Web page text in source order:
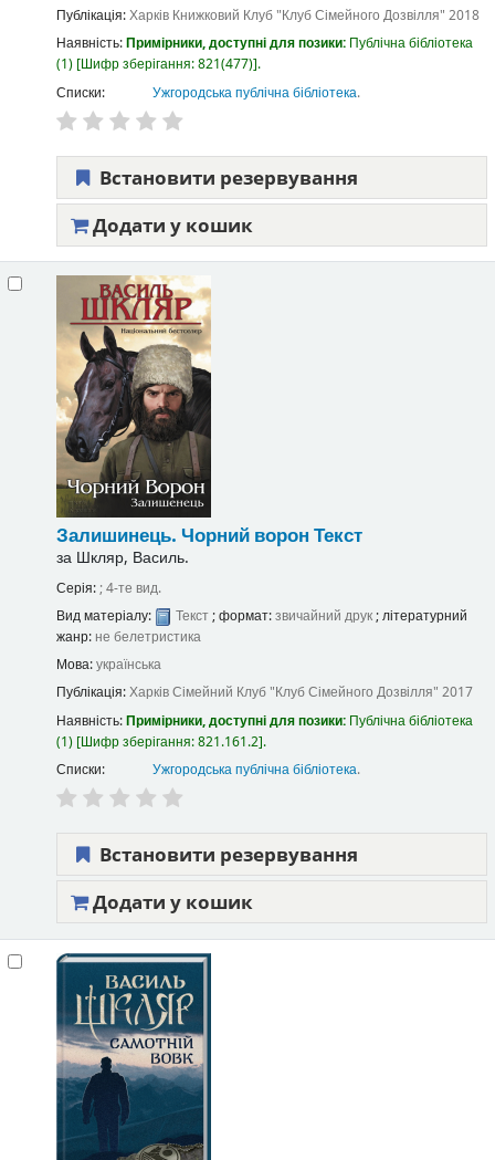
Публікація:Харків Книжковий Клуб "Клуб Сімейного Дозвілля" 2018
Наявність:Примірники, доступні для позики: Публічна бібліотека
(1) Шифр зберігання:821(477) .
Списки:
Ужгородська публічна бібліотека.
Встановити резервування
Додати у кошик
Залишинець. Чорний ворон Текст
за Шкляр, Василь.
Серія:; 4-те вид.
Вид матеріалу:
Текст; формат:звичайний друк; літературний
жанр: не белетристика
Мова:українська
Публікація:ХарківСімейний Клуб "Клуб Сімейного Дозвілля" 2017
Наявність:Примірники, доступні для позики: Публічна бібліотека
(1) Шифр зберігання:821.161.2 .
Списки:
Ужгородська публічна бібліотека.
Встановити резервування
Додати у кошик